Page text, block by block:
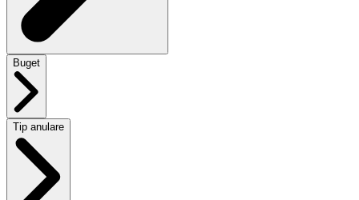
Buget
Tip anulare